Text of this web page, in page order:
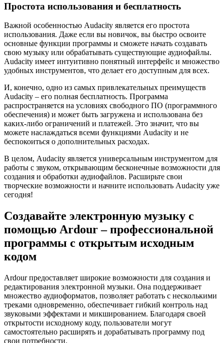
Простота использования и бесплатность
Важной особенностью Audacity является его простота
использования. Даже если вы новичок, вы быстро освоите
основные функции программы и сможете начать создавать
свою музыку или обрабатывать существующие аудиофайлы.
Audacity имеет интуитивно понятный интерфейс и множество
удобных инструментов, что делает его доступным для всех.
И, конечно, одно из самых привлекательных преимуществ
Audacity – его полная бесплатность. Программа
распространяется на условиях свободного ПО (программного
обеспечения) и может быть загружена и использована без
каких-либо ограничений и платежей. Это значит, что вы
можете наслаждаться всеми функциями Audacity и не
беспокоиться о дополнительных расходах.
В целом, Audacity является универсальным инструментом для
работы с звуком, открывающим бесконечные возможности для
создания и обработки аудиофайлов. Расширьте свои
творческие возможности и начните использовать Audacity уже
сегодня!
Создавайте электронную музыку с
помощью Ardour – профессиональной
программы с открытым исходным
кодом
Ardour предоставляет широкие возможности для создания и
редактирования электронной музыки. Она поддерживает
множество аудиоформатов, позволяет работать с несколькими
треками одновременно, обеспечивает гибкий контроль над
звуковыми эффектами и микшированием. Благодаря своей
открытости исходному коду, пользователи могут
самостоятельно расширять и дорабатывать программу под
свои потребности.